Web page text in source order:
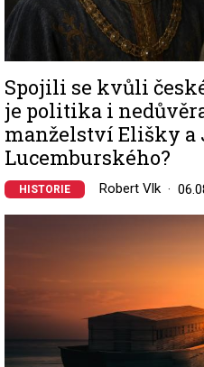
Spojili se kvůli
je politika i
manželství Elišky a
Lucemburského?
HISTORIE Robert Vlk